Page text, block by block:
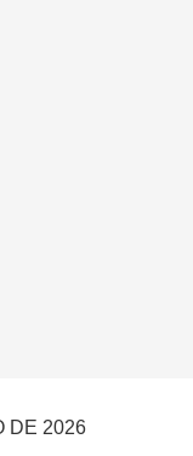
DE 2026